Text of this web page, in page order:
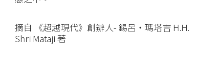
摘自 《超越現代》創辦人- 錫呂‧瑪塔吉 H.H.
Shri Mataji 著